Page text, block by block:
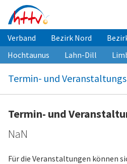
Inhalt
springen
Verband Bezirk Nord
Hochtaunus
Lahn-Dill
Termin- und
Termin- und
NaN
Für die Veranstaltungen können